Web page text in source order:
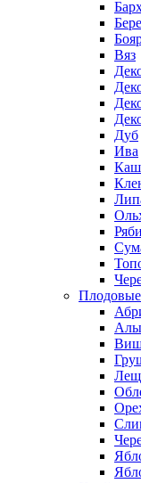
Вяз
Дуб
Ива
Плодовые